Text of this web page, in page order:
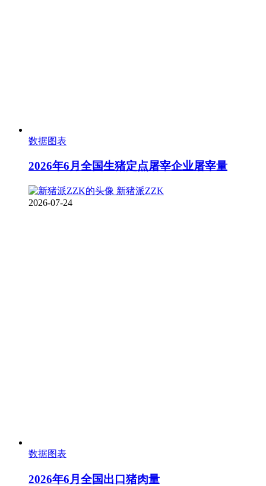
数据图表
2026年6月全国生猪定点屠宰企业屠宰量
新猪派ZZK
2026-07-24
数据图表
2026年6月全国出口猪肉量